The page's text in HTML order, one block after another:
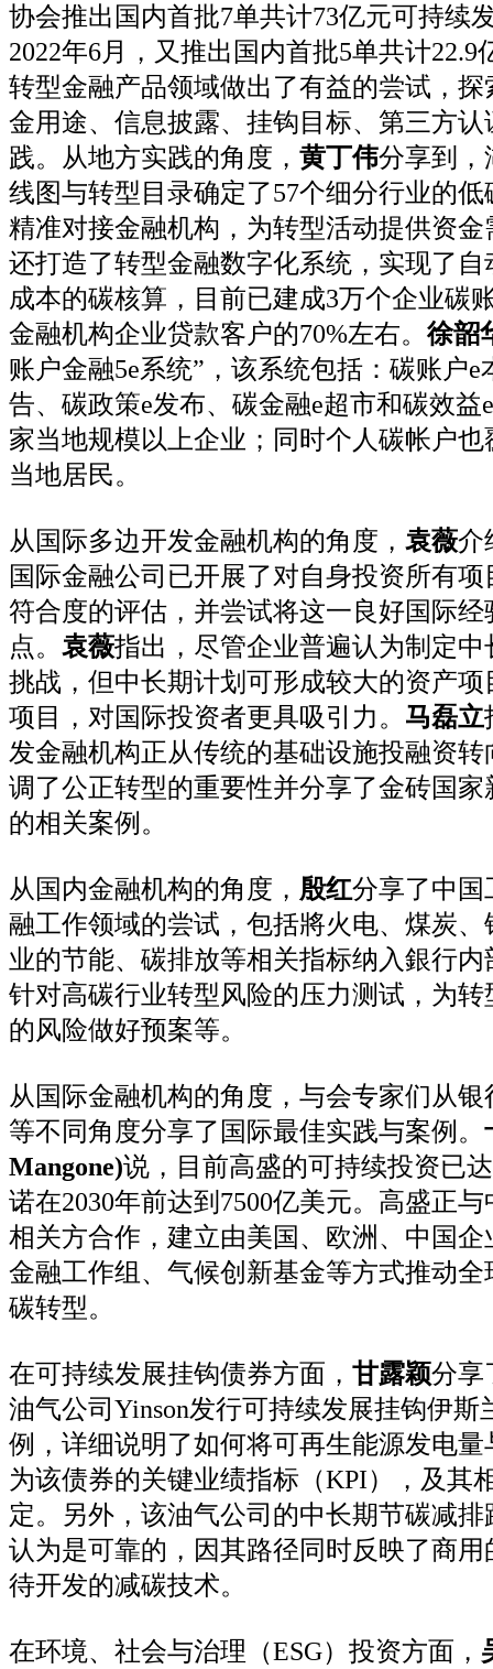
协会推出国内首批7单共计73亿元可持续
2022年6月，又推出国内首批5单共计22.9
转型金融产品领域做出了有益的尝试，
金用途、信息披露、挂钩目标、第三方
践。从地方实践的角度， 黄丁伟分享到，
线图与转型目录确定了57个细分行业的
精准对接金融机构，为转型活动提供资
还打造了转型金融数字化系统，实现了
成本的碳核算，目前已建成3万个企业碳
金融机构企业贷款客户的70%左右。 徐韶
账户金融5e系统”，该系统包括：碳账户e
告、碳政策e发布、碳金融e超市和碳效益
家当地规模以上企业；同时个人碳帐户也
当地居民。
从国际多边开发金融机构的角度， 袁薇介
国际金融公司已开展了对自身投资所有
符合度的评估，并尝试将这一良好国际
点。 袁薇指出，尽管企业普遍认为制定
挑战，但中长期计划可形成较大的资产
项目，对国际投资者更具吸引力。 马磊立
发金融机构正从传统的基础设施投融资
调了公正转型的重要性并分享了金砖国
的相关案例。
从国内金融机构的角度， 殷红分享了中国
融工作领域的尝试，包括將火电、煤炭
业的节能、碳排放等相关指标纳入銀行
针对高碳行业转型风险的压力测试，为
的风险做好预案等。
从国际金融机构的角度，与会专家们从
等不同角度分享了国际最佳实践与案例。
Mangone)说，目前高盛的可持续投资已
诺在2030年前达到7500亿美元。高盛正
相关方合作，建立由美国、欧洲、中国
金融工作组、气候创新基金等方式推动
碳转型。
在可持续发展挂钩债券方面， 甘露颖分享
油气公司Yinson发行可持续发展挂钩伊斯
例，详细说明了如何将可再生能源发电
为该债券的关键业绩指标（KPI），及其
定。另外，该油气公司的中长期节碳减
认为是可靠的，因其路径同时反映了商
待开发的减碳技术。
在环境、社会与治理（ESG）投资方面，